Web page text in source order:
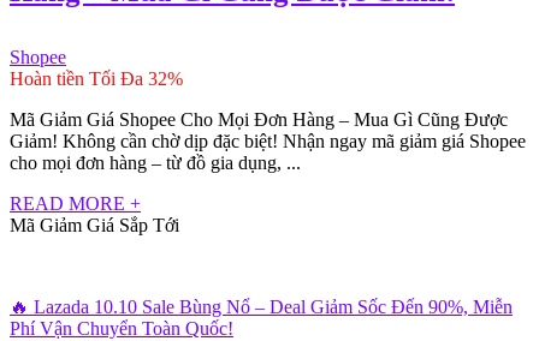
Shopee
Hoàn tiền Tối Đa 32%
Mã Giảm Giá Shopee Cho Mọi Đơn Hàng – Mua Gì Cũng Được
Giảm! Không cần chờ dịp đặc biệt! Nhận ngay mã giảm giá Shopee
cho mọi đơn hàng – từ đồ gia dụng, ...
READ MORE +
Mã Giảm Giá Sắp Tới
🔥 Lazada 10.10 Sale Bùng Nổ – Deal Giảm Sốc Đến 90%, Miễn
Phí Vận Chuyển Toàn Quốc!